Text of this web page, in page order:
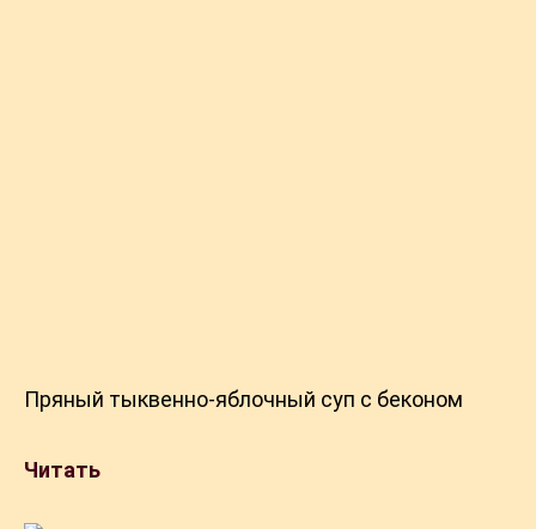
Пряный тыквенно-яблочный суп с беконом
Читать